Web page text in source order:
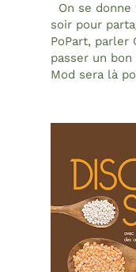
On se
soir pour
PoPart, parler
passer un bon
Mod sera là